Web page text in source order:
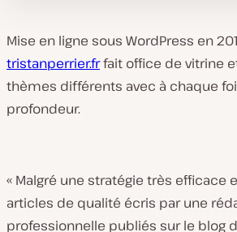
Mise en ligne sous WordPress en
tristanperrier.frfait office de vitrine
thèmes différents avec à chaque
profondeur.
« Malgré une stratégie très efficace
articles de qualité écris par une
professionnelle publiés sur le blog